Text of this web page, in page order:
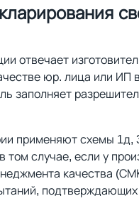
отвечает
юр. лица или
заполняет
применяют схемы
случае, если у
качества